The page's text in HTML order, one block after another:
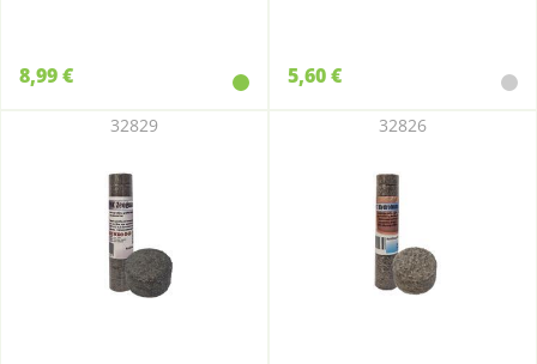
8,99 € 5,60 €
32829 32826